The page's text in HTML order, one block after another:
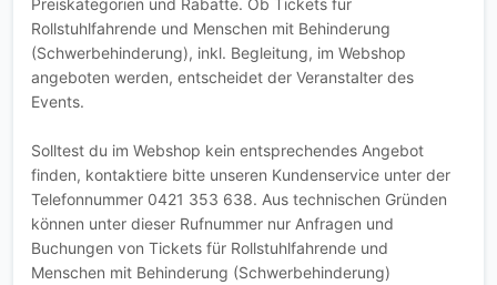
Preiskategorien und Rabatte. Ob Tickets für
Rollstuhlfahrende und Menschen mit Behinderung
(Schwerbehinderung), inkl. Begleitung, im Webshop
angeboten werden, entscheidet der Veranstalter des
Events.
Solltest du im Webshop kein entsprechendes Angebot
finden, kontaktiere bitte unseren Kundenservice unter der
Telefonnummer 0421 353 638. Aus technischen Gründen
können unter dieser Rufnummer nur Anfragen und
Buchungen von Tickets für Rollstuhlfahrende und
Menschen mit Behinderung (Schwerbehinderung)